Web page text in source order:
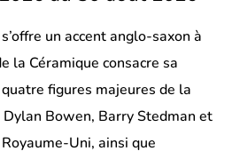
un accent anglo-saxon à
la Céramique consacre sa
figures majeures de la
Bowen, Barry Stedman et
Uni, ainsi que